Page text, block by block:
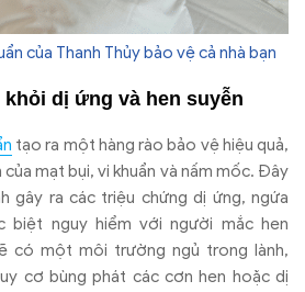
của Thanh Thủy bảo vệ cả nhà bạn
dị ứng và hen suyễn
tạo ra một hàng rào bảo vệ hiệu quả,
mạt bụi, vi khuẩn và nấm mốc. Đây
gây ra các triệu chứng dị ứng, ngứa
biệt nguy hiểm với người mắc hen
có một môi trường ngủ trong lành,
cơ bùng phát các cơn hen hoặc dị